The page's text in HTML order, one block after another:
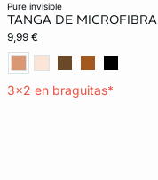
pure invisible
TANGA DE MICROFIBRA
9,99 €
3x2 en braguitas*